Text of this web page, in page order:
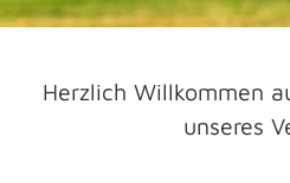
Herzlich Willkommen
unseres